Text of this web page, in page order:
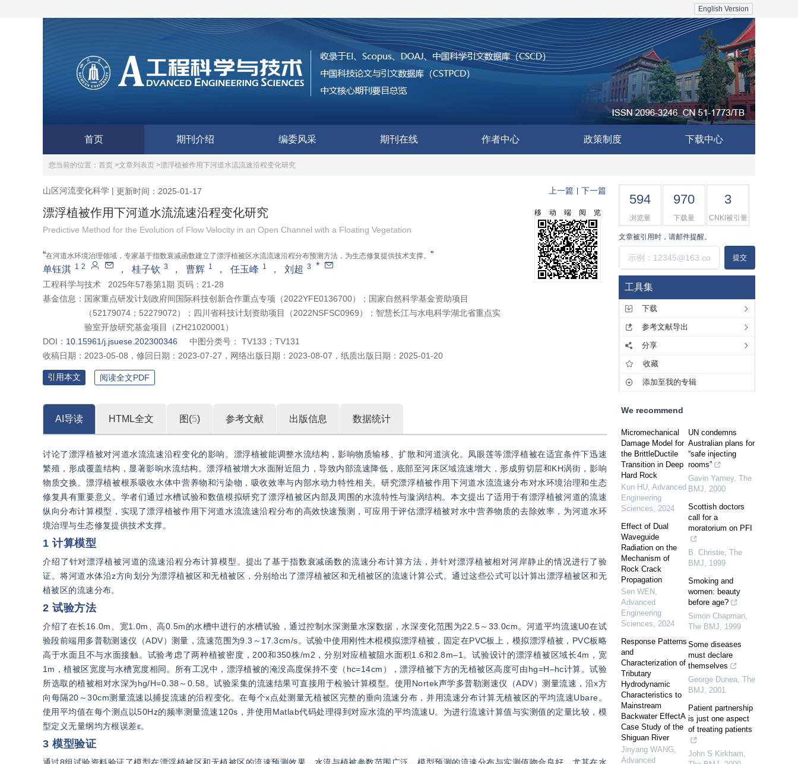
English Version
首页 期刊介绍 编委风采 期刊在线 作者中心 政策制度 下载中心
您当前的位置： 首页 >文章列表页 >漂浮植被作用下河道水流流速沿程变化研究
山区河流变化科学 | 更新时间：2025-01-17 上一篇 下一篇
漂浮植被作用下河道水流流速沿程变化研究
Predictive Method for the Evolution of Flow Velocity in an Open Channel with a Floating Vegetation
“在河道水环境治理领域，专家基于指数衰减函数建立了漂浮植被区水流流速沿程分布预测方法，为生态修复提供技术支撑。 ”
单钰淇 1 2 ， 桂子钦 3 ， 曹辉 1 ， 任玉峰 1 ， 刘超 3 *
工程科学与技术
2025年57卷第1期 页码：21-28
基金信息： 国家重点研发计划政府间国际科技创新合作重点专项（2022YFE0136700）；国家自然科学基金资助项目
（52179074；52279072）；四川省科技计划资助项目（2022NSFSC0969）；智慧长江与水电科学湖北省重点实
验室开放研究基金项目（ZH21020001）
DOI： 10.15961/j.jsuese.202300346 中图分类号：
TV133；TV131
收稿日期： 2023-05-08 ， 修回日期： 2023-07-27 ， 网络出版日期： 2023-08-07 ， 纸质出版日期： 2025-01-20
移动端阅览
引用本文 阅读全文PDF
AI导读 HTML全文 图(5) 参考文献 出版信息 数据统计
讨论了漂浮植被对河道水流流速沿程变化的影响。漂浮植被能调整水流结构，影响物质输移、扩散和河道演化。凤眼莲等漂浮植被在适宜条件下迅速
繁殖，形成覆盖结构，显著影响水流结构。漂浮植被增大水面附近阻力，导致内部流速降低，底部至河床区域流速增大，形成剪切层和KH涡街，影响
物质交换。漂浮植被根系吸收水体中营养物和污染物，吸收效率与内部水动力特性相关。研究漂浮植被作用下河道水流流速分布对水环境治理和生态
修复具有重要意义。学者们通过水槽试验和数值模拟研究了漂浮植被区内部及周围的水流特性与漩涡结构。本文提出了适用于有漂浮植被河道的流速
纵向分布计算模型，实现了漂浮植被作用下河道水流流速沿程分布的高效快速预测，可应用于评估漂浮植被对水中营养物质的去除效率，为河道水环
境治理与生态修复提供技术支撑。
1 计算模型
介绍了针对漂浮植被河道的流速沿程分布计算模型。提出了基于指数衰减函数的流速分布计算方法，并针对漂浮植被相对河岸静止的情况进行了验
证。将河道水体沿z方向划分为漂浮植被区和无植被区，分别给出了漂浮植被区和无植被区的流速计算公式。通过这些公式可以计算出漂浮植被区和无
植被区的流速分布。
2 试验方法
介绍了在长16.0m、宽1.0m、高0.5m的水槽中进行的水槽试验，通过控制水深测量水深数据，水深变化范围为22.5～33.0cm。河道平均流速U0在试
验段前端用多普勒测速仪（ADV）测量，流速范围为9.3～17.3cm/s。试验中使用刚性木棍模拟漂浮植被，固定在PVC板上，模拟漂浮植被，PVC板略
高于水面且不与水面接触。试验考虑了两种植被密度，200和350株/m2，分别对应植被阻水面积1.6和2.8m–1。试验设计的漂浮植被区域长4m，宽
1m，植被区宽度与水槽宽度相同。所有工况中，漂浮植被的淹没高度保持不变（hc=14cm），漂浮植被下方的无植被区高度可由hg=H–hc计算。试验
所选取的植被相对水深为hg/H=0.38～0.58。试验采集的流速结果可直接用于检验计算模型。使用Nortek声学多普勒测速仪（ADV）测量流速，沿x方
向每隔20～30cm测量流速以捕捉流速的沿程变化。在每个x点处测量无植被区完整的垂向流速分布，并用流速分布计算无植被区的平均流速Ubare。
使用平均值在每个测点以50Hz的频率测量流速120s，并使用Matlab代码处理得到对应水流的平均流速U。为进行流速计算值与实测值的定量比较，模
型定义无量纲均方根误差ε。
3 模型验证
594
浏览量
970
下载量
3
CNKI被引量
文章被引用时，请邮件提醒。
提交
工具集
下载
参考文献导出
分享
收藏
添加至我的专辑
We recommend
Micromechanical
Damage Model for
the BrittleDuctile
Transition in Deep
Hard Rock
Kun HU, Advanced
Engineering
Sciences, 2024
Effect of Dual
Waveguide
Radiation on the
Mechanism of
Rock Crack
Propagation
Sen WEN ,
Advanced
Engineering
Sciences, 2024
Response Patterns
and
Characterization of
Tributary
Hydrodynamic
Characteristics to
Mainstream
Backwater EffectA
Case Study of the
Shiguan River
Jinyang WANG,
Advanced
UN condemns
Australian plans for
“safe injecting
rooms”
Gavin Yamey, The
BMJ, 2000
Scottish doctors
call for a
moratorium on PFI
B. Christie, The
BMJ, 1999
Smoking and
women: beauty
before age?
Simon Chapman,
The BMJ, 1999
Some diseases
must declare
themselves
George Dunea, The
BMJ, 2001
Patient partnership
is just one aspect
of treating patients
John S Kirkham,